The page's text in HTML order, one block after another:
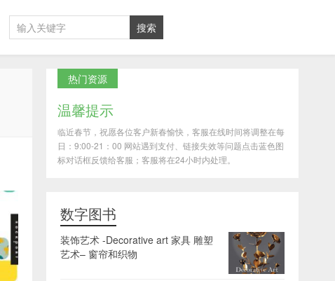
热门资源
温馨提示
临近春节，祝愿各位客户新春愉快，客服在线时间将调整在每
日：9:00-21：00 网站遇到支付、链接失效等问题点击蓝色图
标对话框反馈给客服；客服将在24小时内处理。
数字图书
装饰艺术 -Decorative art 家具 雕塑
艺术– 窗帘和织物